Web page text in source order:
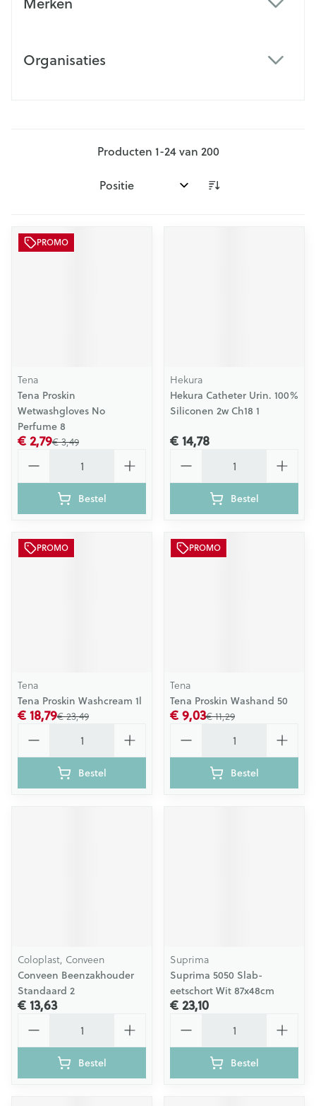
Organisaties
Producten 1-24van 200
Sorteer op:
PROMO
Tena
Tena Proskin
Wetwashgloves No
Perfume 8
€ 3,49
€ 2,79
Bestel
Hekura
Hekura Catheter Urin. 100%
Siliconen 2w Ch18 1
€ 14,78
Bestel
PROMO
Tena
Tena Proskin Washcream 1l
€ 23,49
€ 18,79
Bestel
PROMO
Tena
Tena Proskin Washand 50
€ 11,29
€ 9,03
Bestel
Coloplast, Conveen
Conveen Beenzakhouder
Standaard 2
€ 13,63
Bestel
Suprima
Suprima 5050 Slab-
eetschort Wit 87x48cm
€ 23,10
Bestel